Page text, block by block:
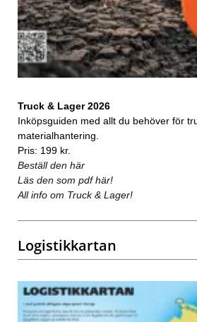
Truck & Lager 2026
Inköpsguiden med allt du behöver för
materialhantering.
Pris: 199 kr.
Beställ den här
Läs den som pdf här!
All info om Truck & Lager!
Logistikkartan